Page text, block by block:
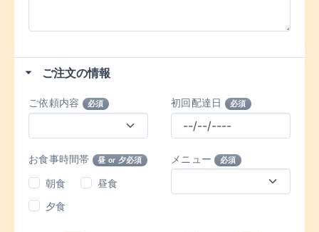
ご注文の情報
ご依頼内容 必須 初回配達日 必須
お食事時間帯 昼 or 夕必須
朝食
昼食
夕食
メニュー 必須